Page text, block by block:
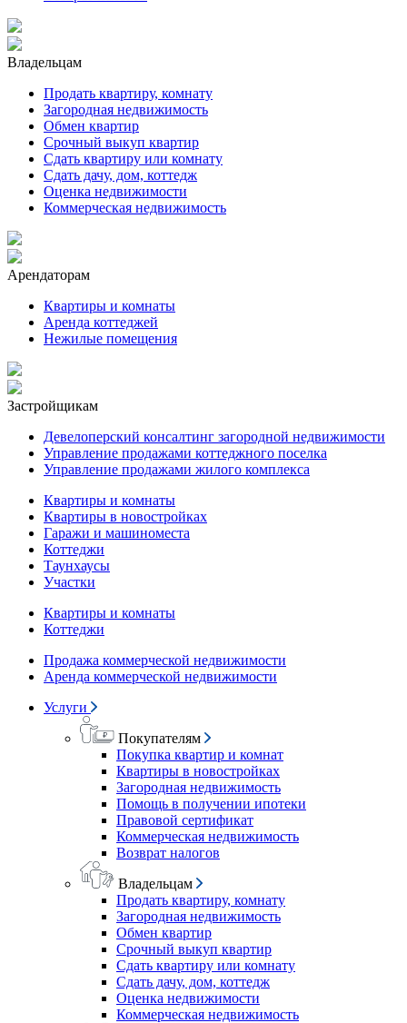
Владельцам
Продать квартиру, комнату
Загородная недвижимость
Обмен квартир
Срочный выкуп квартир
Сдать квартиру или комнату
Сдать дачу, дом, коттедж
Оценка недвижимости
Коммерческая недвижимость
Арендаторам
Квартиры и комнаты
Аренда коттеджей
Нежилые помещения
Застройщикам
Девелоперский консалтинг загородной недвижимости
Управление продажами коттеджного поселка
Управление продажами жилого комплекса
Квартиры и комнаты
Квартиры в новостройках
Гаражи и машиноместа
Коттеджи
Таунхаусы
Участки
Квартиры и комнаты
Коттеджи
Продажа коммерческой недвижимости
Аренда коммерческой недвижимости
Услуги
Покупателям
Покупка квартир и комнат
Квартиры в новостройках
Загородная недвижимость
Помощь в получении ипотеки
Правовой сертификат
Коммерческая недвижимость
Возврат налогов
Владельцам
Продать квартиру, комнату
Загородная недвижимость
Обмен квартир
Срочный выкуп квартир
Сдать квартиру или комнату
Сдать дачу, дом, коттедж
Оценка недвижимости
Коммерческая недвижимость